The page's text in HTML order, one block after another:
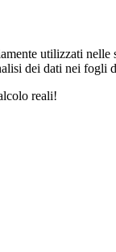
utilizzati
dei dati nei fogli
reali!